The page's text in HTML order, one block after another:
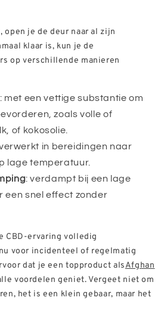
open je de deur naar al zijn
klaar is, kun je de
op verschillende manieren
: met een vettige substantie om
zoals volle of
of kokosolie.
in bereidingen naar
lage temperatuur.
: verdampt bij een lage
een snel effect zonder
CBD-ervaring volledig
voor incidenteel of regelmatig
dat je een topproduct alsAfghan
voordelen geniet. Vergeet niet om
het is een klein gebaar, maar het